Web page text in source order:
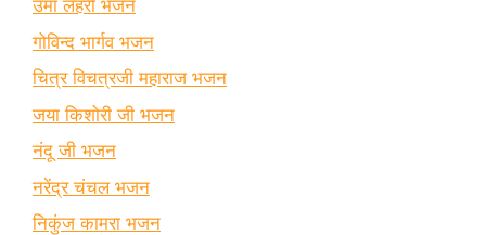
उमा लहरी भजन
गोविन्द भार्गव भजन
चित्र विचत्रजी महाराज भजन
जया किशोरी जी भजन
नंदू जी भजन
नरेंद्र चंचल भजन
निकुंज कामरा भजन